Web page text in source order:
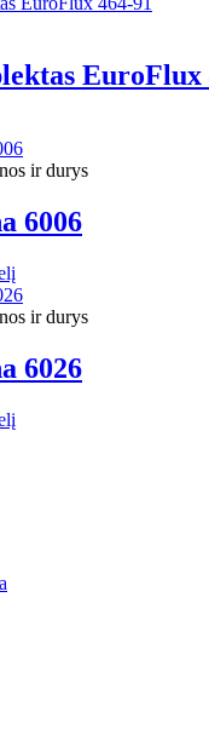
EuroFlux
ir durys
6006
ir durys
6026